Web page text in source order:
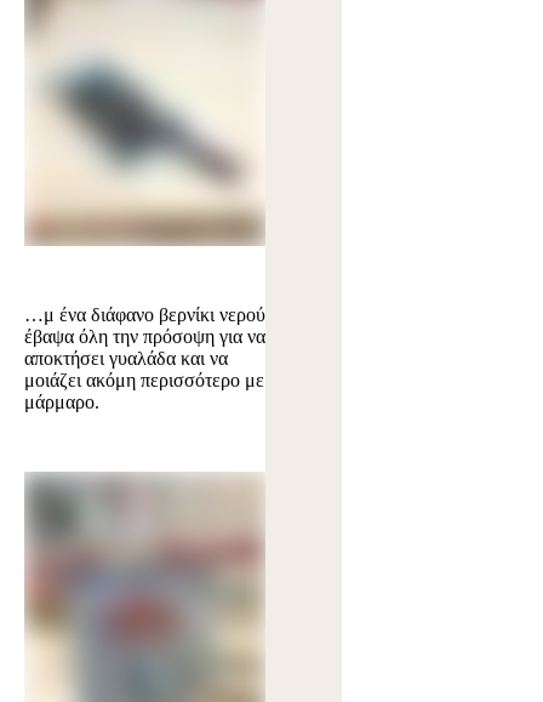
…μ ένα διάφανο βερνίκι νερού
έβαψα όλη την πρόσοψη για να
αποκτήσει γυαλάδα και να
μοιάζει ακόμη περισσότερο με
μάρμαρο.